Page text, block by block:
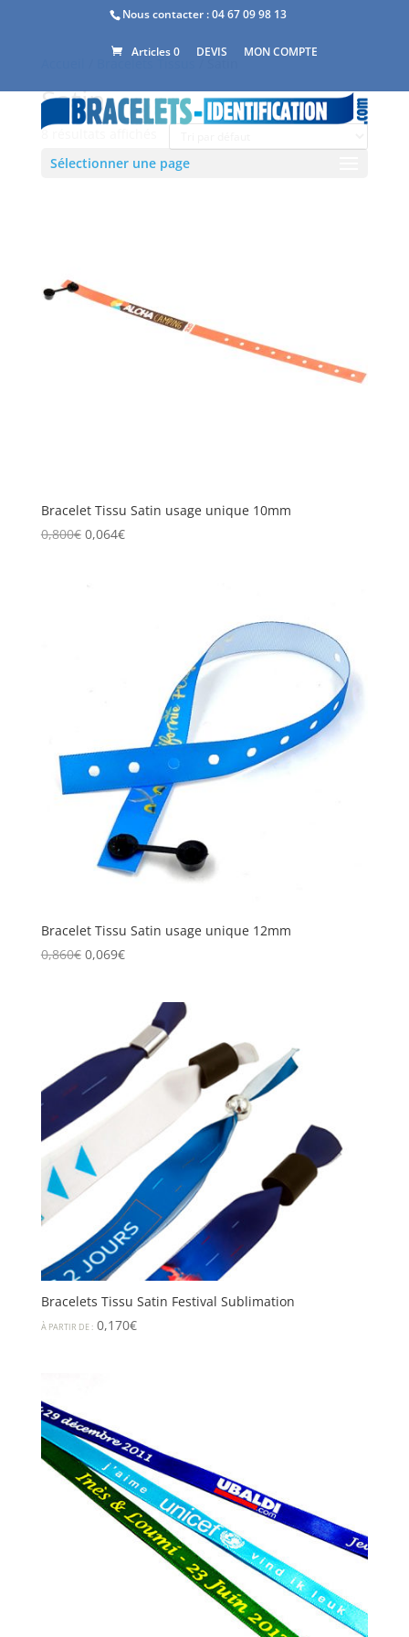
Nous contacter :04 67 09 98 13
Articles 0 DEVIS MON COMPTE
Sélectionner une page
Satin
8 résultats affichés
Bracelet Tissu Satin usage unique 10mm
0,800€ 0,064€
Bracelet Tissu Satin usage unique 12mm
0,860€ 0,069€
Bracelets Tissu Satin Festival Sublimation
À PARTIR DE : 0,170€